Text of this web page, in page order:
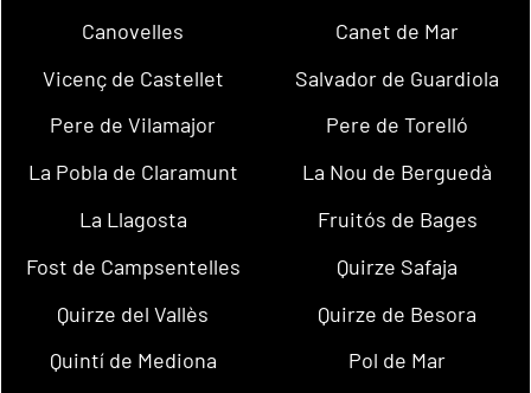
Canovelles
Canet de Mar
Vicenç de Castellet
Salvador de Guardiola
Pere de Vilamajor
Pere de Torelló
La Pobla de Claramunt
La Nou de Berguedà
La Llagosta
Fruitós de Bages
Fost de Campsentelles
Quirze Safaja
Quirze del Vallès
Quirze de Besora
Quintí de Mediona
Pol de Mar